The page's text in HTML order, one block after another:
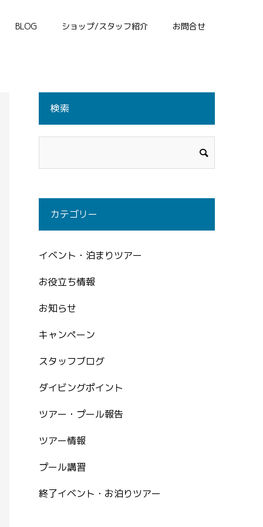
BLOG ショップ/スタッフ紹介 お問合せ
検索
カテゴリー
イベント・泊まりツアー
お役立ち情報
お知らせ
キャンペーン
スタッフブログ
ダイビングポイント
ツアー・プール報告
ツアー情報
プール講習
終了イベント・お泊りツアー